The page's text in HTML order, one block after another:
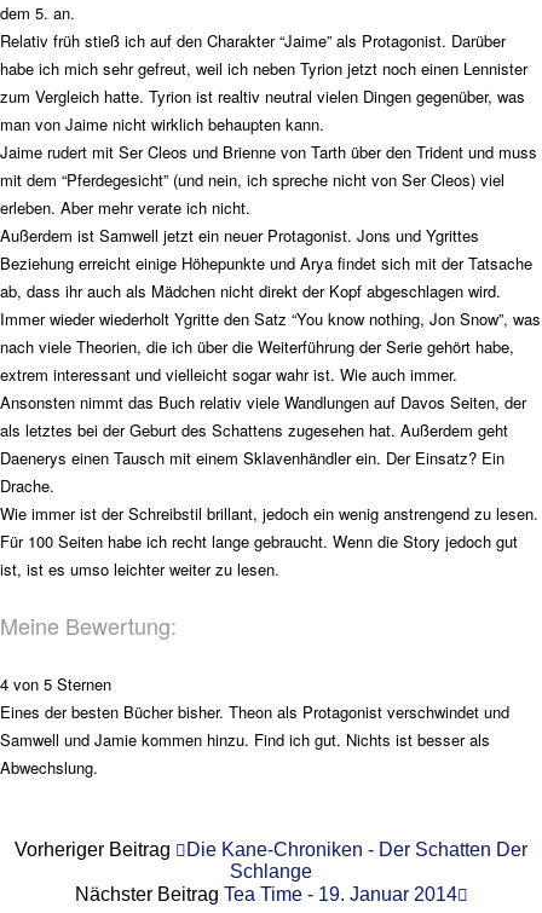
dem 5. an.
Relativ früh stieß ich auf den Charakter “Jaime” als Protagonist. Darüber
habe ich mich sehr gefreut, weil ich neben Tyrion jetzt noch einen Lennister
zum Vergleich hatte. Tyrion ist realtiv neutral vielen Dingen gegenüber, was
man von Jaime nicht wirklich behaupten kann.
Jaime rudert mit Ser Cleos und Brienne von Tarth über den Trident und muss
mit dem “Pferdegesicht” (und nein, ich spreche nicht von Ser Cleos) viel
erleben. Aber mehr verate ich nicht.
Außerdem ist Samwell jetzt ein neuer Protagonist. Jons und Ygrittes
Beziehung erreicht einige Höhepunkte und Arya findet sich mit der Tatsache
ab, dass ihr auch als Mädchen nicht direkt der Kopf abgeschlagen wird.
Immer wieder wiederholt Ygritte den Satz “You know nothing, Jon Snow”, was
nach viele Theorien, die ich über die Weiterführung der Serie gehört habe,
extrem interessant und vielleicht sogar wahr ist. Wie auch immer.
Ansonsten nimmt das Buch relativ viele Wandlungen auf Davos Seiten, der
als letztes bei der Geburt des Schattens zugesehen hat. Außerdem geht
Daenerys einen Tausch mit einem Sklavenhändler ein. Der Einsatz? Ein
Drache.
Wie immer ist der Schreibstil brillant, jedoch ein wenig anstrengend zu lesen.
Für 100 Seiten habe ich recht lange gebraucht. Wenn die Story jedoch gut
ist, ist es umso leichter weiter zu lesen.
Meine Bewertung:
4 von 5 Sternen
Eines der besten Bücher bisher. Theon als Protagonist verschwindet und
Samwell und Jamie kommen hinzu. Find ich gut. Nichts ist besser als
Abwechslung.
Vorheriger Beitrag
Die Kane-Chroniken - Der Schatten Der
Schlange
Nächster Beitrag Tea Time - 19. Januar 2014